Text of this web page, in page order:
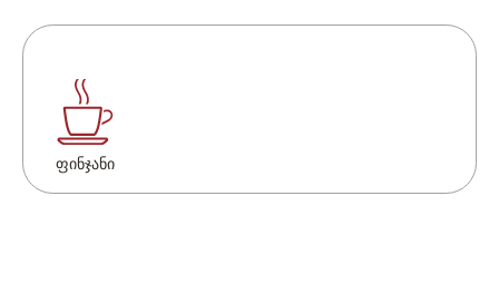
ფინჯანი